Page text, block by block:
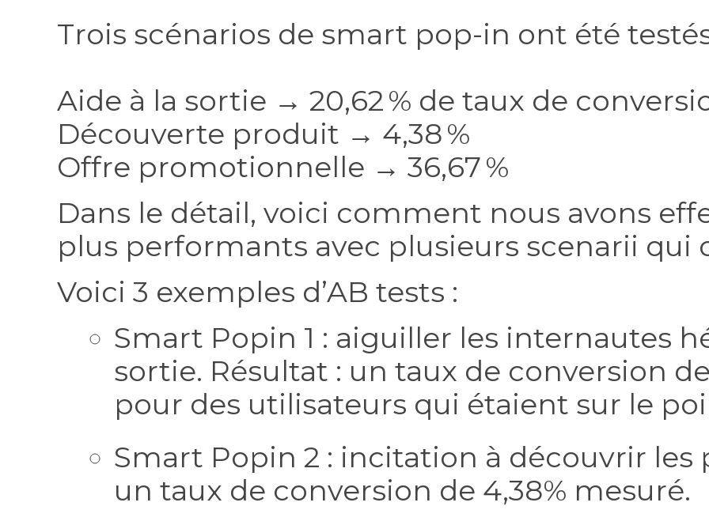
Trois scénarios de smart pop-in ont été
Aide à la sortie → 20,62 % de taux de
Découverte produit → 4,38 %
Offre promotionnelle → 36,67 %
Dans le détail, voici comment nous avons
plus performants avec plusieurs scenarii qui
Voici 3 exemples d’AB tests :
Smart Popin 1 : aiguiller les internautes
sortie. Résultat : un taux de conversion
pour des utilisateurs qui étaient sur le
Smart Popin 2 : incitation à découvrir les
un taux de conversion de 4,38% mesuré.